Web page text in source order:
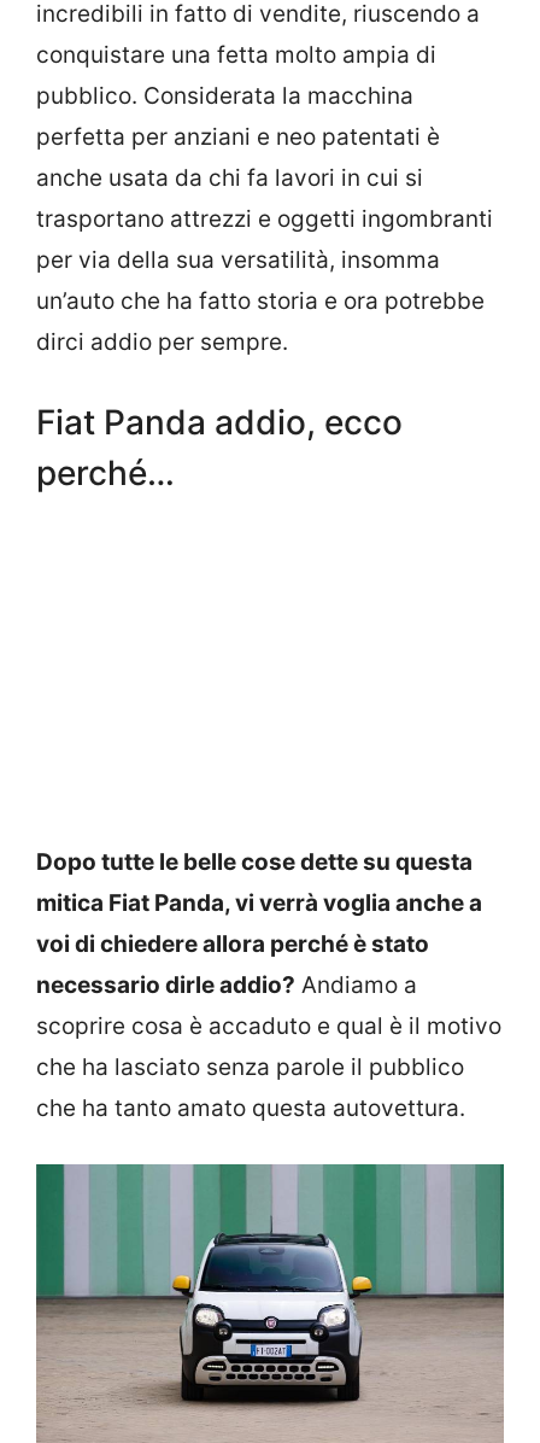
incredibili in fatto di vendite, riuscendo a
conquistare una fetta molto ampia di
pubblico. Considerata la macchina
perfetta per anziani e neo patentati è
anche usata da chi fa lavori in cui si
trasportano attrezzi e oggetti ingombranti
per via della sua versatilità, insomma
un’auto che ha fatto storia e ora potrebbe
dirci addio per sempre.
Fiat Panda addio, ecco
perché…
Dopo tutte le belle cose dette su questa
mitica Fiat Panda, vi verrà voglia anche a
voi di chiedere allora perché è stato
necessario dirle addio? Andiamo a
scoprire cosa è accaduto e qual è il motivo
che ha lasciato senza parole il pubblico
che ha tanto amato questa autovettura.